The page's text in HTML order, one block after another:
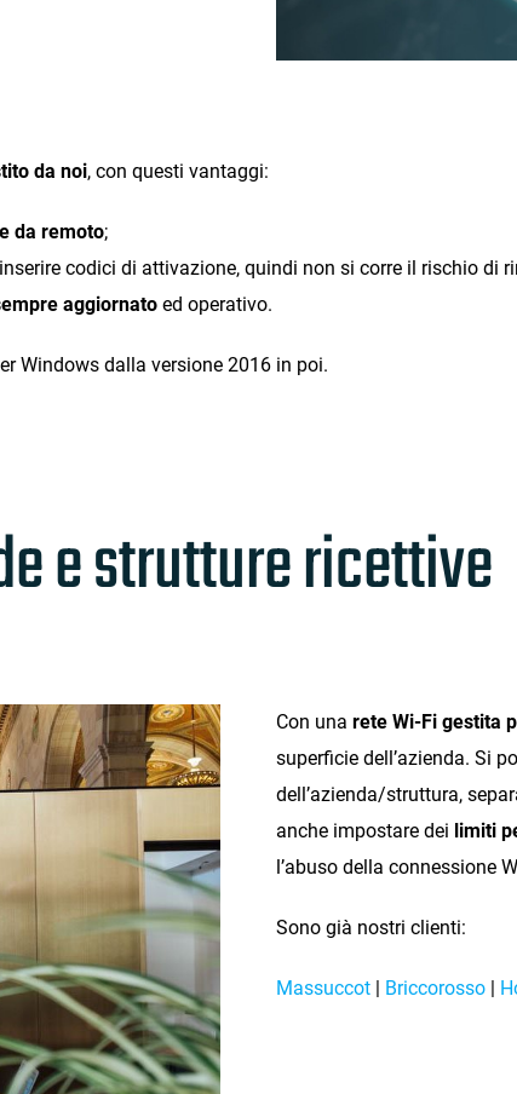
da noi, con questi vantaggi:
da remoto;
codici di attivazione, quindi non si corre il rischio di
aggiornatoed operativo.
Windows dalla versione 2016 in poi.
e strutture ricettive
Con unarete Wi-Fi gestita
superficie dell’azienda. Si
dell’azienda/struttura,
anche impostare dei limiti
l’abuso della connessione
Sono già nostri clienti:
Massuccot Briccorosso